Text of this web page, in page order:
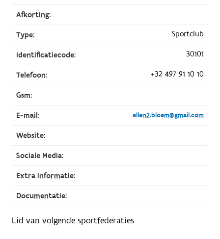
Afkorting:
Type: Sportclub
Identificatiecode: 30101
Telefoon: +32 497 91 10 10
Gsm:
E-mail: ellen2.bloem@gmail.com
Website:
Sociale Media:
Extra informatie:
Documentatie:
Lid van volgende sportfederaties